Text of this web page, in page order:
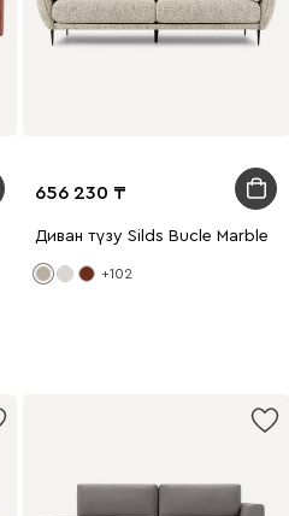
656 230
Диван түзу Silds Bucle Marble
+102